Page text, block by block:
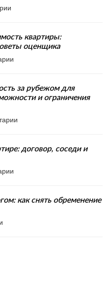
квартиры:
оценщика
за рубежом для
и ограничения
договор, соседи и
как снять обременение